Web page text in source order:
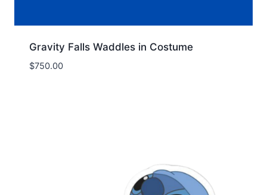
Gravity Falls Waddles in Costume
$750.00